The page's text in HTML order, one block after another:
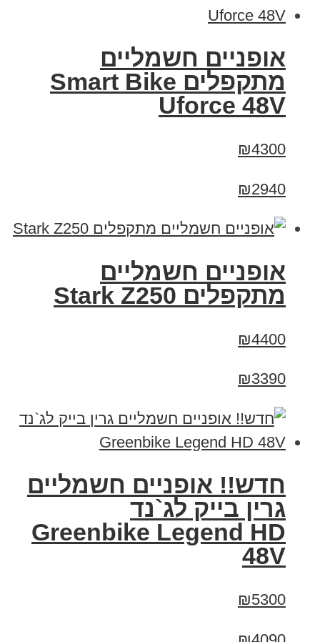
אופניים חשמליים
מתקפלים Smart Bike
Uforce 48V
₪4300
₪2940
‏אופניים חשמליים
‏מתקפלים Stark Z250
₪4400
₪3390
חדש!! אופניים חשמליים
גרין בייק לג`נד
Greenbike Legend HD
48V
₪5300